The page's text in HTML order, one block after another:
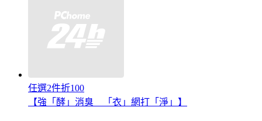
任選2件折100
【強「酵」消臭 「衣」網打「淨」】